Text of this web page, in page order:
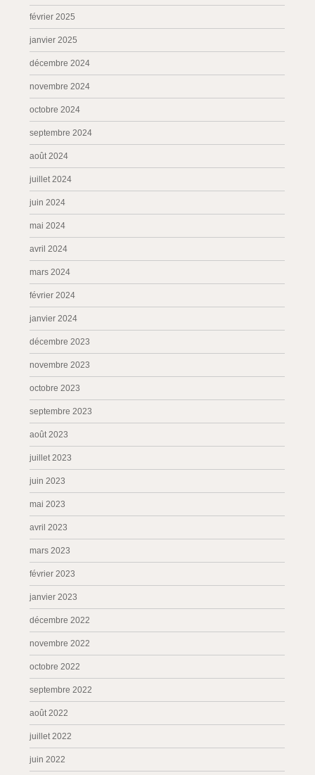
février 2025
janvier 2025
décembre 2024
novembre 2024
octobre 2024
septembre 2024
août 2024
juillet 2024
juin 2024
mai 2024
avril 2024
mars 2024
février 2024
janvier 2024
décembre 2023
novembre 2023
octobre 2023
septembre 2023
août 2023
juillet 2023
juin 2023
mai 2023
avril 2023
mars 2023
février 2023
janvier 2023
décembre 2022
novembre 2022
octobre 2022
septembre 2022
août 2022
juillet 2022
juin 2022